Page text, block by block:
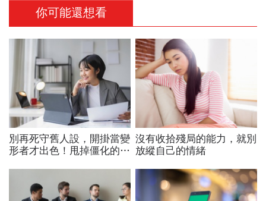
你可能還想看
別再死守舊人設，開掛當變
形者才出色！甩掉僵化的
沒有收拾殘局的能力，就別
放縱自己的情緒